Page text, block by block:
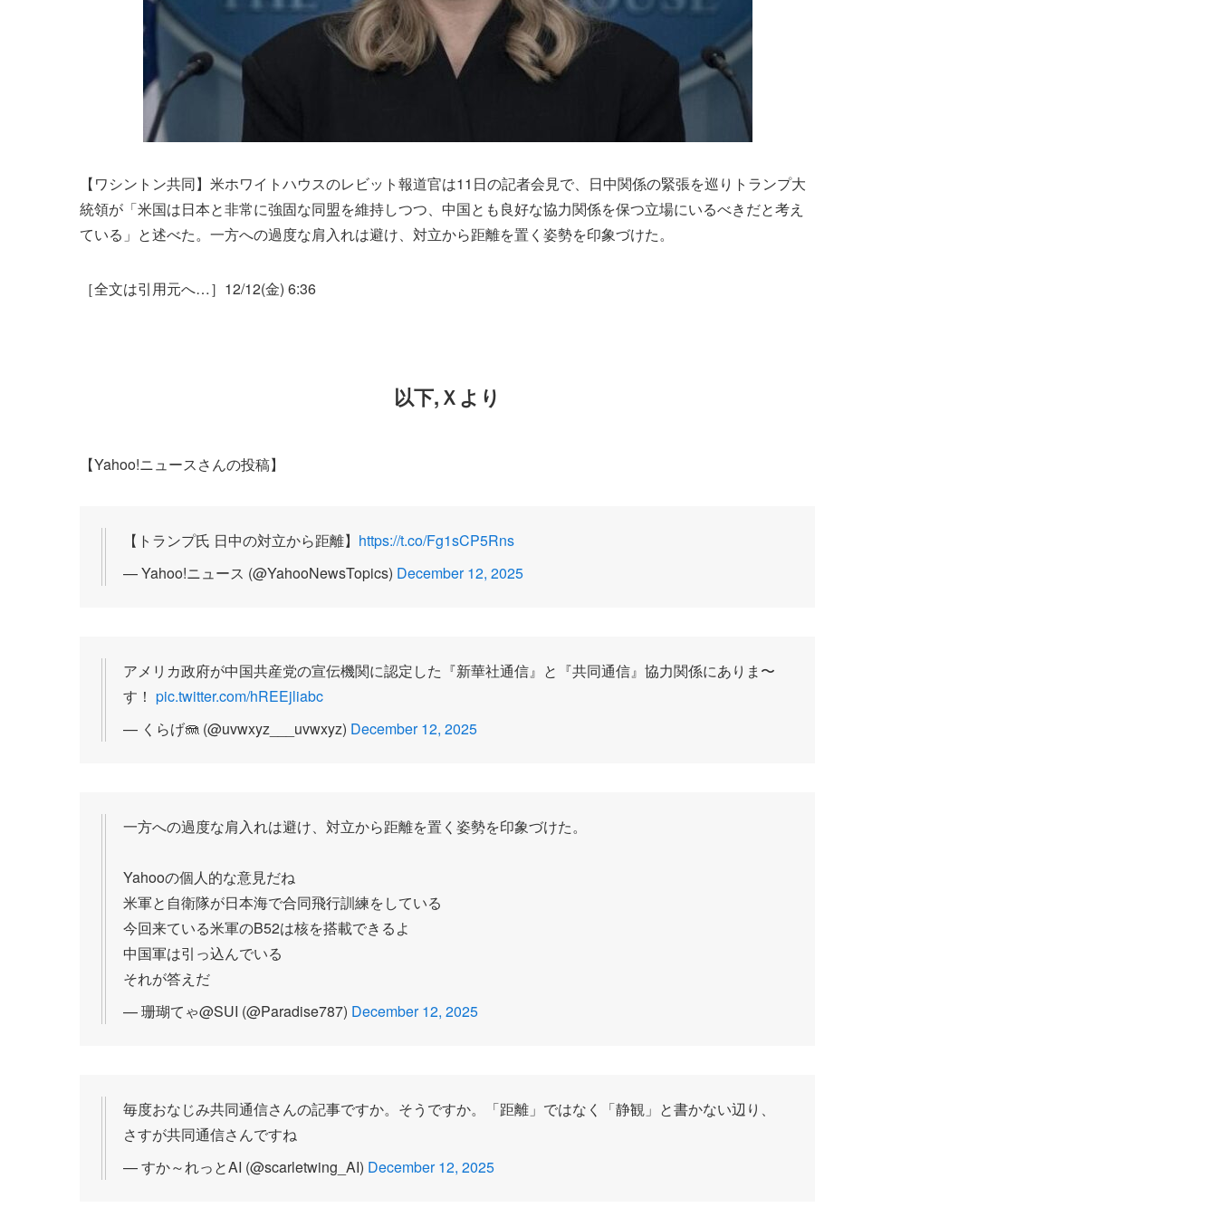
【ワシントン共同】米ホワイトハウスのレビット報道官は11日の記者会見で、日中関係の緊張を巡りトランプ大
統領が「米国は日本と非常に強固な同盟を維持しつつ、中国とも良好な協力関係を保つ立場にいるべきだと考え
ている」と述べた。一方への過度な肩入れは避け、対立から距離を置く姿勢を印象づけた。
［全文は引用元へ…］12/12(金) 6:36
以下,Ｘより
【Yahoo!ニュースさんの投稿】
【トランプ氏 日中の対立から距離】 https://t.co/Fg1sCP5Rns
— Yahoo!ニュース (@YahooNewsTopics) December 12, 2025
アメリカ政府が中国共産党の宣伝機関に認定した『新華社通信』と『共同通信』協力関係にありま〜
す！ pic.twitter.com/hREEjliabc
— くらげ🪼 (@uvwxyz___uvwxyz) December 12, 2025
一方への過度な肩入れは避け、対立から距離を置く姿勢を印象づけた。
Yahooの個人的な意見だね
米軍と自衛隊が日本海で合同飛行訓練をしている
今回来ている米軍のB52は核を搭載できるよ
中国軍は引っ込んでいる
それが答えだ
— 珊瑚てゃ@SUI (@Paradise787) December 12, 2025
毎度おなじみ共同通信さんの記事ですか。そうですか。「距離」ではなく「静観」と書かない辺り、
さすが共同通信さんですね
— すか～れっとAI (@scarletwing_AI) December 12, 2025